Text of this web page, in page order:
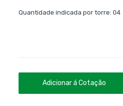
Quantidade indicada por torre: 04
Adicionar á Cotação